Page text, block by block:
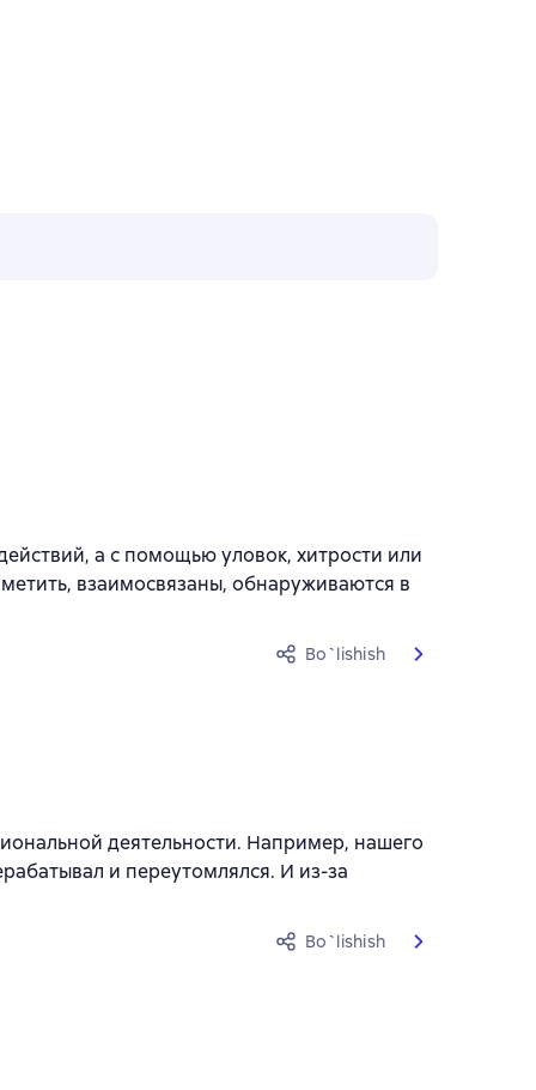
а с помощью уловок, хитрости или
взаимосвязаны, обнаруживаются в
Bo`lishish
деятельности. Например, нашего
и переутомлялся. И из-за
Bo`lishish